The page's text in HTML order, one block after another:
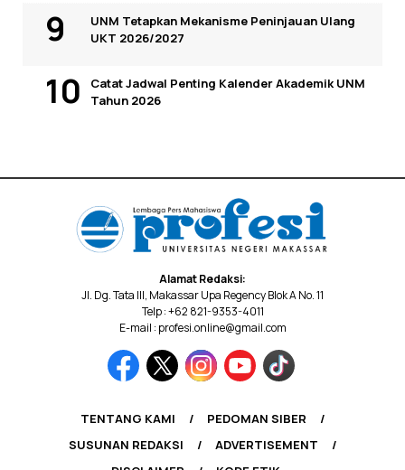
UNM Tetapkan Mekanisme Peninjauan Ulang
UKT 2026/2027
Catat Jadwal Penting Kalender Akademik UNM
Tahun 2026
Alamat Redaksi:
Jl. Dg. Tata III, Makassar Upa Regency Blok A No. 11
Telp : +62 821-9353-4011
E-mail : profesi.online@gmail.com
TENTANG KAMI
PEDOMAN SIBER
SUSUNAN REDAKSI
ADVERTISEMENT